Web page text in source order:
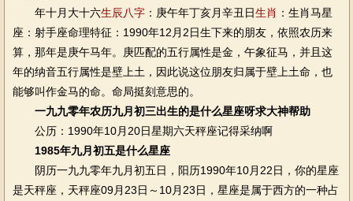
年十月大十六生辰八字：庚午年丁亥月辛丑日生肖 ：生肖马星
座：射手座命理特征：1990年12月2日生下来的朋友，依照农历来
算，那年是庚午马年。庚匹配的五行属性是金，午象征马，并且这
年的纳音五行属性是壁上土，因此说这位朋友归属于壁上土命，也
能够叫作金马的命。命局挺刻意思的。
一九九零年农历九月初三出生的是什么星座呀求大神帮助
公历：1990年10月20日星期六天秤座记得采纳啊
1985年九月初五是什么星座
阴历一九九零年九月初五日，阳历1990年10月22日，你的星座
是天秤座，天秤座09月23日～10月23日，星座是属于西方的一种占